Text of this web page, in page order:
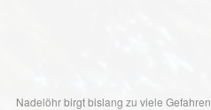
Nadelöhr birgt bislang zu viele Gefahren